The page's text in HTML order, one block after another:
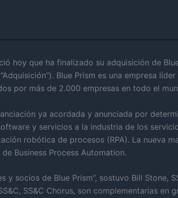
hoy que ha finalizado su adquisición de
Blue Prism es una empresa
por más de 2.000 empresas en todo el
ya acordada y anunciada por
y servicios a la industria de los
robótica de procesos (RPA). La nueva
Business Process Automation.
socios de Blue Prism”, sostuvo Bill Stone,
SS&C Chorus, son complementarias en